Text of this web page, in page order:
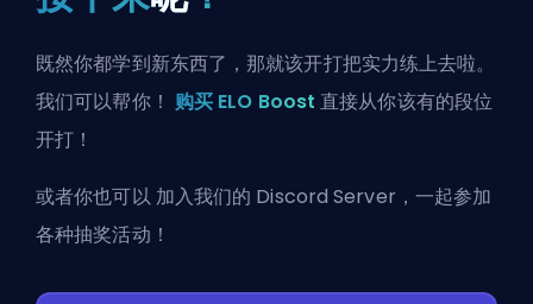
既然你都学到新东西了，那就该开打把实力练上去啦。
我们可以帮你！ 购买 ELO Boost 直接从你该有的段位
开打！
或者你也可以 加入我们的 Discord Server ，一起参加
各种抽奖活动！